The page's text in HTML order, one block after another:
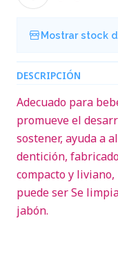
Mostrar stock
DESCRIPCIÓN
Adecuado para
promueve el
sostener, ayuda a
dentición,
compacto y
puede ser Se
jabón.